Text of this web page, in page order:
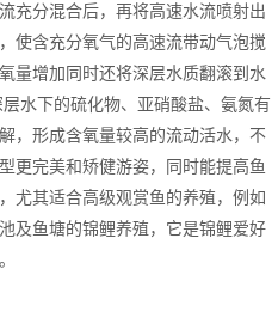
充分混合后，再将高速水流喷射出
使含充分氧气的高速流带动气泡搅
量增加同时还将深层水质翻滚到水
水下的硫化物、亚硝酸盐、氨氮有
，形成含氧量较高的流动活水，不
更完美和矫健游姿，同时能提高鱼
尤其适合高级观赏鱼的养殖，例如
及鱼塘的锦鲤养殖，它是锦鲤爱好